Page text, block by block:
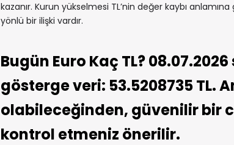
kazanır. Kurun yükselmesi TL’nin değer kaybı
yönlü bir ilişki vardır.
Bugün Euro Kaç TL?
gösterge veri: 53.5208735 TL.
olabileceğinden, güvenilir bir
kontrol etmeniz önerilir.